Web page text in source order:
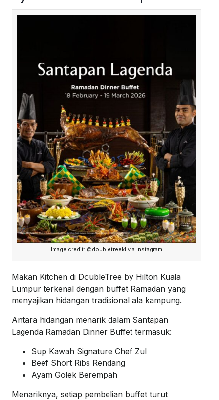
Image credit: @doubletreekl via Instagram
Makan Kitchen di DoubleTree by Hilton Kuala
Lumpur terkenal dengan buffet Ramadan yang
menyajikan hidangan tradisional ala kampung.
Antara hidangan menarik dalam Santapan
Lagenda Ramadan Dinner Buffet termasuk:
Sup Kawah Signature Chef Zul
Beef Short Ribs Rendang
Ayam Golek Berempah
Menariknya, setiap pembelian buffet turut